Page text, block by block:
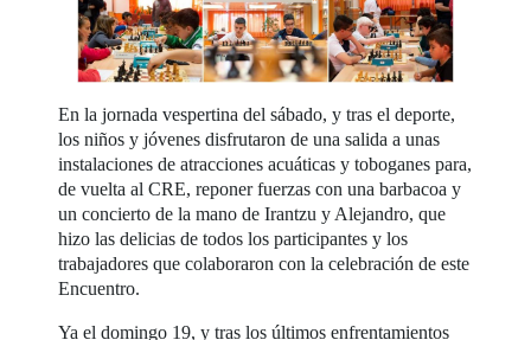
En la jornada vespertina del sábado, y tras el deporte,
los niños y jóvenes disfrutaron de una salida a unas
instalaciones de atracciones acuáticas y toboganes para,
de vuelta al CRE, reponer fuerzas con una barbacoa y
un concierto de la mano de Irantzu y Alejandro, que
hizo las delicias de todos los participantes y los
trabajadores que colaboraron con la celebración de este
Encuentro.
Ya el domingo 19, y tras los últimos enfrentamientos